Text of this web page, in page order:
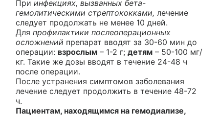
При инфекциях, вызванных бета-
гемолитическими стрептококками, лечение
следует продолжать не менее 10 дней.
Для профилактики послеоперационных
осложнений препарат вводят за 30-60 мин до
операции: взрослым – 1-2 г; детям – 50-100 мг/
кг. Такие же дозы вводят в течение 24-48 ч
после операции.
После устранения симптомов заболевания
лечение следует продолжить в течение 48-72
ч.
Пациентам, находящимся на гемодиализе,